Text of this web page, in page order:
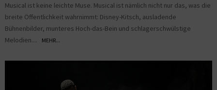
Musical ist keine leichte Muse. Musical ist nämlich nicht nur das, was die
breite Öffentlichkeit wahrnimmt: Disney-Kitsch, ausladende
Bühnenbilder, munteres Hoch-das-Bein und schlagerschwülstige
Melodien....
MEHR...